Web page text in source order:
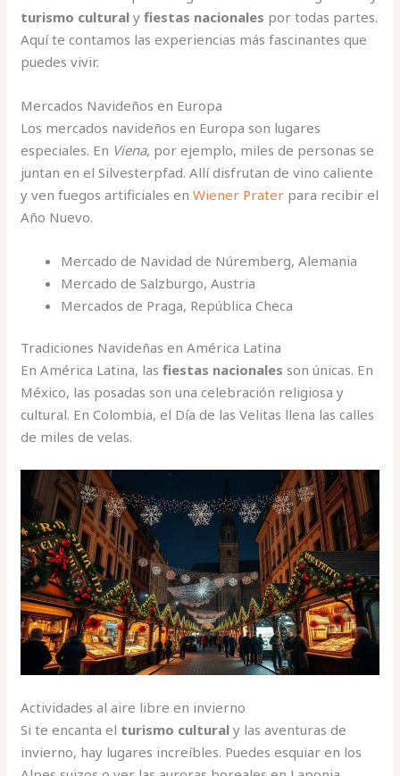
turismo cultural yfiestas nacionales por todas partes.
Aquí te contamos las experiencias más fascinantes que
puedes vivir.
Mercados Navideños en Europa
Los mercados navideños en Europa son lugares
especiales. En Viena, por ejemplo, miles de personas se
juntan en el Silvesterpfad. Allí disfrutan de vino caliente
y ven fuegos artificiales enWiener Prater para recibir el
Año Nuevo.
Mercado de Navidad de Núremberg, Alemania
Mercado de Salzburgo, Austria
Mercados de Praga, República Checa
Tradiciones Navideñas en América Latina
En América Latina, lasfiestas nacionales son únicas. En
México, las posadas son una celebración religiosa y
cultural. En Colombia, el Día de las Velitas llena las calles
de miles de velas.
Actividades al aire libre en invierno
Si te encanta el turismo cultural y las aventuras de
invierno, hay lugares increíbles. Puedes esquiar en los